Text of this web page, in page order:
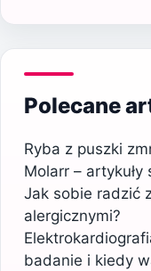
Polecane
Ryba z puszki
Molarr –
Jak sobie radzić
alergicznymi?
badanie i kiedy